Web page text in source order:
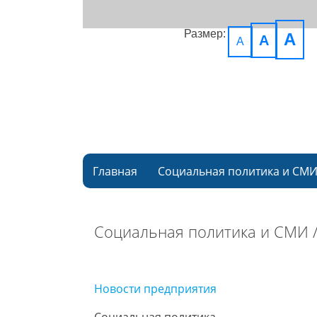
Размер:
A A A
Главная Социальная политика и
Социальная политика и
Новости предприятия